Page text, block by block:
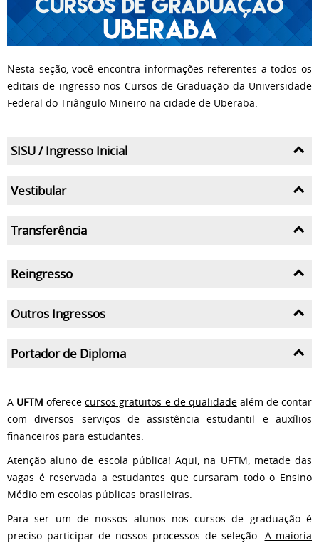
Nesta seção, você encontra informações referentes a todos os
editais de ingresso nos Cursos de Graduação da Universidade
Federal do Triângulo Mineiro na cidade de Uberaba.
SISU / Ingresso Inicial
Vestibular
Transferência
Reingresso
Outros Ingressos
Portador de Diploma
A UFTM oferececursos gratuitos e de qualidadealém de contar
com diversos serviços de assistência estudantil e auxílios
financeiros para estudantes.
Atenção aluno de escola pública! Aqui, na UFTM, metade das
vagas é reservada a estudantes que cursaram todo o Ensino
Médio em escolas públicas brasileiras.
Para ser um de nossos alunos nos cursos de graduação é
preciso participar de nossos processos de seleção. A maioria